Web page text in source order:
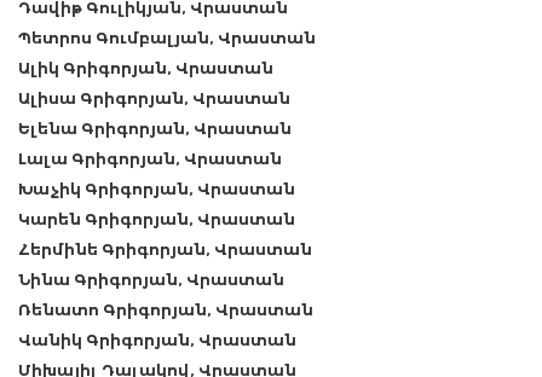
Դավիթ Գուլիկյան, Վրաստան
Պետրոս Գումբալյան, Վրաստան
Ալիկ Գրիգորյան, Վրաստան
Ալիսա Գրիգորյան, Վրաստան
Ելենա Գրիգորյան, Վրաստան
Լալա Գրիգորյան, Վրաստան
Խաչիկ Գրիգորյան, Վրաստան
Կարեն Գրիգորյան, Վրաստան
Հերմինե Գրիգորյան, Վրաստան
Նինա Գրիգորյան, Վրաստան
Ռենատո Գրիգորյան, Վրաստան
Վանիկ Գրիգորյան, Վրաստան
Միխայիլ Դալակով, Վրաստան